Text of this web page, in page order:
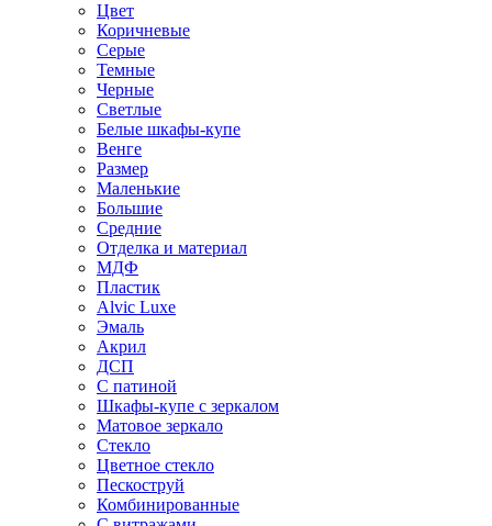
Цвет
Коричневые
Серые
Темные
Черные
Светлые
Белые шкафы-купе
Венге
Размер
Маленькие
Большие
Средние
Отделка и материал
МДФ
Пластик
Alvic Luxe
Эмаль
Акрил
ДСП
С патиной
Шкафы-купе с зеркалом
Матовое зеркало
Стекло
Цветное стекло
Пескоструй
Комбинированные